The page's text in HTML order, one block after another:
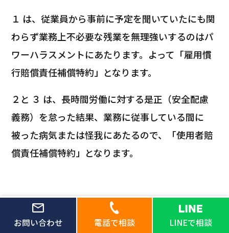
お問い合わせ 電話で相談 LINEで相談
１ は、従業員から事前に予定を聞いていたにも関
わらず業務上不必要な残業を無理強いするのはパ
ワーハラスメントにあたります。よって「雇用慣
行賠償責任補償特約」となります。
２と ３ は、長時間労働に対する是正（安全配慮
義務）を怠った結果、業務に従事している間に
被った病気または怪我にあたるので、「使用者賠
償責任補償特約」となります。
もう少し、雇用慣行賠償と使用者賠償の違いを説
明すると以下のとおりです。